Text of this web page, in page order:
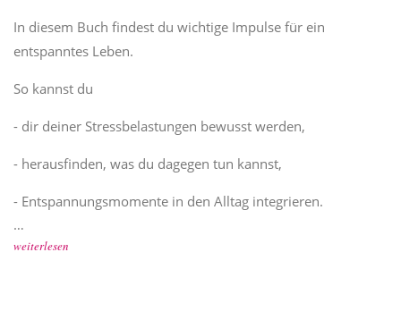
In diesem Buch findest du wichtige Impulse für ein
entspanntes Leben.
So kannst du
- dir deiner Stressbelastungen bewusst werden,
- herausfinden, was du dagegen tun kannst,
- Entspannungsmomente in den Alltag integrieren.
…
weiterlesen